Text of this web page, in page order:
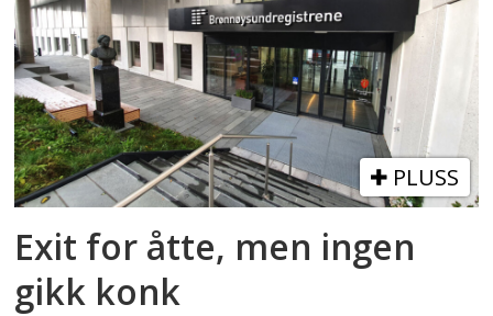
PLUSS
Exit for åtte, men ingen
gikk konk